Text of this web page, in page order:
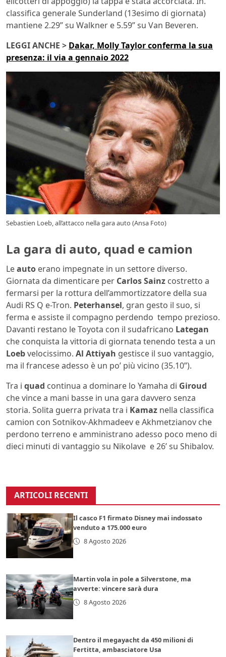
classifica generale Sunderland (13esimo di giornata)
mantiene 2.29” su Walkner e 5.59” su Van Beveren.
LEGGI ANCHE > Dakar, Molly Taylor conferma la sua
presenza: il via a gennaio 2022
Sebastien Loeb, all’attacco nella gara auto (Ansa Foto)
La gara di auto, quad e camion
Leauto erano impegnate in un settore diverso.
Giornata da dimenticare per Carlos Sainz costretto a
fermarsi per la rottura dell’ammortizzatore della sua
Audi RS Q e-Tron. Peterhansel, gran gesto il suo, si
ferma e assiste il compagno perdendo tempo prezioso.
Davanti restano le Toyota con il sudafricano Lategan
che conquista la vittoria di giornata tenendo testa a un
Loebvelocissimo. Al Attiyah gestisce il suo vantaggio,
ma il francese adesso è un po’ più vicino (35.10”).
Tra i quad continua a dominare lo Yamaha di Giroud
che vince a mani basse in una gara davvero senza
storia. Solita guerra privata tra i Kamaz nella classifica
camion con Sotnikov-Akhmadeev e Akhmetzianov che
perdono terreno e amministrano adesso poco meno di
dieci minuti di vantaggio su Nikolave e 26’ su Shibalov.
ARTICOLI RECENTI
Il casco F1 firmato Disney mai indossato
venduto a 175.000 euro
8 Agosto 2026
Martin vola in pole a Silverstone, ma
avverte: vincere sarà dura
8 Agosto 2026
Dentro il megayacht da 450 milioni di
Fertitta, ambasciatore Usa